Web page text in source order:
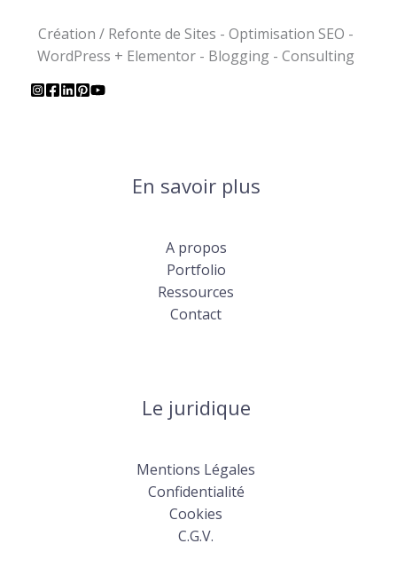
Création / Refonte de Sites - Optimisation SEO -
WordPress + Elementor - Blogging - Consulting
En savoir plus
A propos
Portfolio
Ressources
Contact
Le juridique
Mentions Légales
Confidentialité
Cookies
C.G.V.